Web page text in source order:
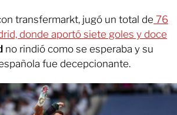
transfermarkt, jugó un total de 76
donde aportó siete goles y doce
no rindió como se esperaba y su
fue decepcionante.